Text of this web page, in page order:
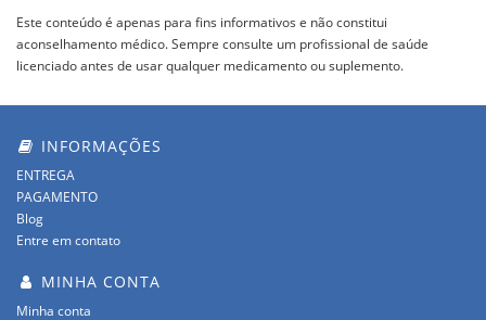
Este conteúdo é apenas para fins informativos e não constitui
aconselhamento médico. Sempre consulte um profissional de saúde
licenciado antes de usar qualquer medicamento ou suplemento.
INFORMAÇÕES
ENTREGA
PAGAMENTO
Blog
Entre em contato
MINHA CONTA
Minha conta